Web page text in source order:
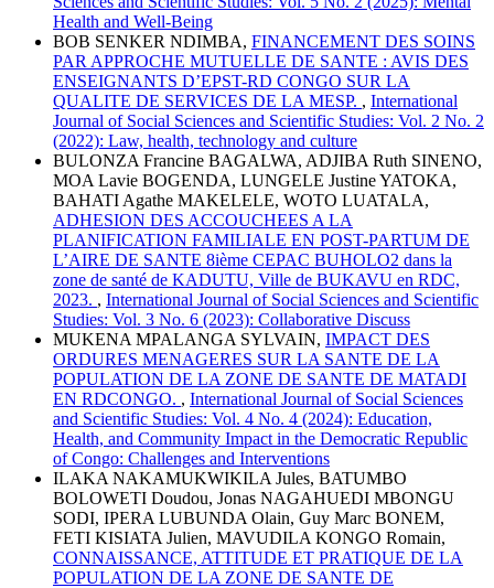
Health and Well-Being
BOB SENKER NDIMBA, FINANCEMENT DES SOINS
PAR APPROCHE MUTUELLE DE SANTE : AVIS DES
ENSEIGNANTS D’EPST-RD CONGO SUR LA
QUALITE DE SERVICES DE LA MESP. , International
Journal of Social Sciences and Scientific Studies: Vol. 2 No. 2
(2022): Law, health, technology and culture
BULONZA Francine BAGALWA, ADJIBA Ruth SINENO,
MOA Lavie BOGENDA, LUNGELE Justine YATOKA,
BAHATI Agathe MAKELELE, WOTO LUATALA,
ADHESION DES ACCOUCHEES A LA
PLANIFICATION FAMILIALE EN POST-PARTUM DE
L’AIRE DE SANTE 8ième CEPAC BUHOLO2 dans la
zone de santé de KADUTU, Ville de BUKAVU en RDC,
2023. , International Journal of Social Sciences and Scientific
Studies: Vol. 3 No. 6 (2023): Collaborative Discuss
MUKENA MPALANGA SYLVAIN, IMPACT DES
ORDURES MENAGERES SUR LA SANTE DE LA
POPULATION DE LA ZONE DE SANTE DE MATADI
EN RDCONGO. , International Journal of Social Sciences
and Scientific Studies: Vol. 4 No. 4 (2024): Education,
Health, and Community Impact in the Democratic Republic
of Congo: Challenges and Interventions
ILAKA NAKAMUKWIKILA Jules, BATUMBO
BOLOWETI Doudou, Jonas NAGAHUEDI MBONGU
SODI, IPERA LUBUNDA Olain, Guy Marc BONEM,
FETI KISIATA Julien, MAVUDILA KONGO Romain,
CONNAISSANCE, ATTITUDE ET PRATIQUE DE LA
POPULATION DE LA ZONE DE SANTE DE